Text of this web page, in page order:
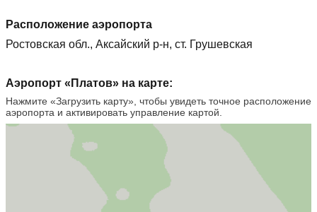
Расположение аэропорта
Ростовская обл., Аксайский р-н, ст. Грушевская
Аэропорт «Платов» на карте:
Нажмите «Загрузить карту», чтобы увидеть точное расположение
аэропорта и активировать управление картой.